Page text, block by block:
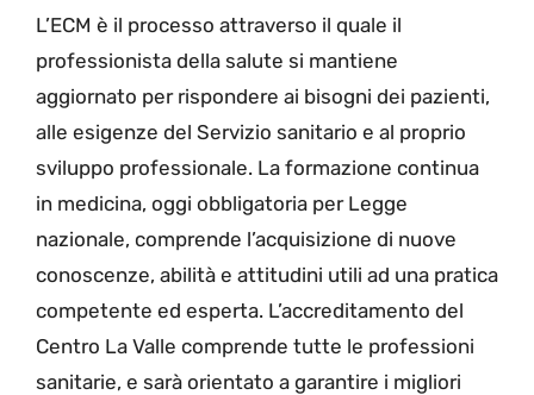
L’ECM è il processo attraverso il quale il
professionista della salute si mantiene
aggiornato per rispondere ai bisogni dei pazienti,
alle esigenze del Servizio sanitario e al proprio
sviluppo professionale. La formazione continua
in medicina, oggi obbligatoria per Legge
nazionale, comprende l’acquisizione di nuove
conoscenze, abilità e attitudini utili ad una pratica
competente ed esperta. L’accreditamento del
Centro La Valle comprende tutte le professioni
sanitarie, e sarà orientato a garantire i migliori